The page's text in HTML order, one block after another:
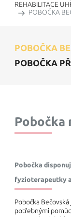
REHABILITACE
POBOČKA
POBOČKA
POBOČKA
Pobočka
Pobočka
fyzioterapeutky
Pobočka
potřebnými